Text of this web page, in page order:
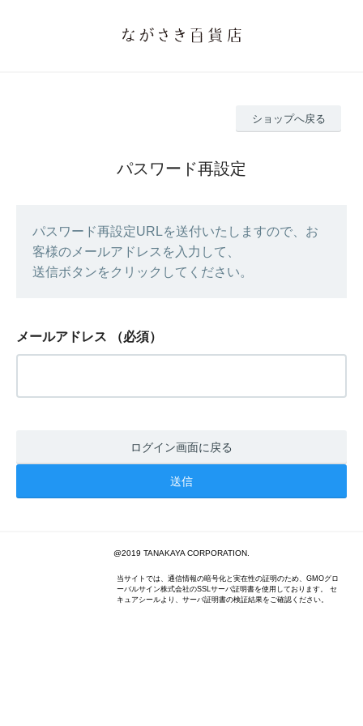
ショップへ戻る
パスワード再設定
パスワード再設定URLを送付いたしますので、お
客様のメールアドレスを入力して、
送信ボタンをクリックしてください。
メールアドレス （必須）
ログイン画面に戻る
@2019 TANAKAYA CORPORATION.
当サイトでは、通信情報の暗号化と実在性の証明のため、GMOグロ
ーバルサイン株式会社のSSLサーバ証明書を使用しております。 セ
キュアシールより、サーバ証明書の検証結果をご確認ください。